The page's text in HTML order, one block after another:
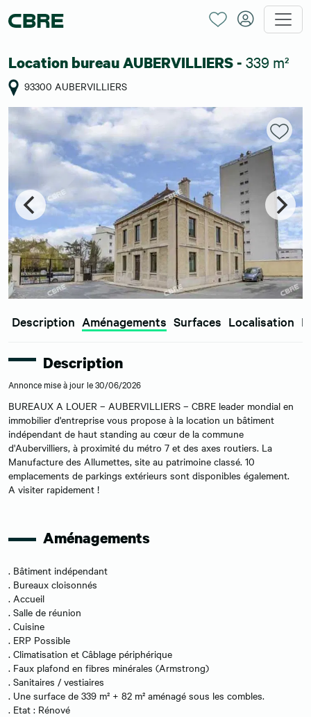
Location bureau AUBERVILLIERS - 339 m²
93300 AUBERVILLIERS
Description Aménagements Surfaces Localisation
Description
Annonce mise à jour le 30/06/2026
BUREAUX A LOUER – AUBERVILLIERS – CBRE leader mondial en
immobilier d'entreprise vous propose à la location un bâtiment
indépendant de haut standing au cœur de la commune
d'Aubervilliers, à proximité du métro 7 et des axes routiers. La
Manufacture des Allumettes, site au patrimoine classé. 10
emplacements de parkings extérieurs sont disponibles également.
A visiter rapidement !
Aménagements
. Bâtiment indépendant
. Bureaux cloisonnés
. Accueil
. Salle de réunion
. Cuisine
. ERP Possible
. Climatisation et Câblage périphérique
. Faux plafond en fibres minérales (Armstrong)
. Sanitaires / vestiaires
. Une surface de 339 m² + 82 m² aménagé sous les combles.
. Etat : Rénové